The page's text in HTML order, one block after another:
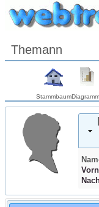
Themann
Stammbaum